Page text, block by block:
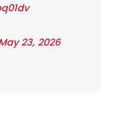
23, 2026